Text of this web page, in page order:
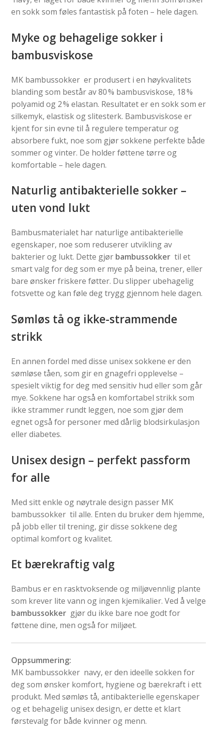
en sokk som føles fantastisk på foten – hele dagen.
Myke og behagelige sokker i
bambusviskose
MK bambussokker er produsert i en høykvalitets
blanding som består av 80 % bambusviskose, 18 %
polyamid og 2 % elastan. Resultatet er en sokk som er
silkemyk, elastisk og slitesterk. Bambusviskose er
kjent for sin evne til å regulere temperatur og
absorbere fukt, noe som gjør sokkene perfekte både
sommer og vinter. De holder føttene tørre og
komfortable – hele dagen.
Naturlig antibakterielle sokker –
uten vond lukt
Bambusmaterialet har naturlige antibakterielle
egenskaper, noe som reduserer utvikling av
bakterier og lukt. Dette gjør bambussokker til et
smart valg for deg som er mye på beina, trener, eller
bare ønsker friskere føtter. Du slipper ubehagelig
fotsvette og kan føle deg trygg gjennom hele dagen.
Sømløs tå og ikke-strammende
strikk
En annen fordel med disse unisex sokkene er den
sømløse tåen, som gir en gnagefri opplevelse –
spesielt viktig for deg med sensitiv hud eller som går
mye. Sokkene har også en komfortabel strikk som
ikke strammer rundt leggen, noe som gjør dem
egnet også for personer med dårlig blodsirkulasjon
eller diabetes.
Unisex design – perfekt passform
for alle
Med sitt enkle og nøytrale design passer MK
bambussokker til alle. Enten du bruker dem hjemme,
på jobb eller til trening, gir disse sokkene deg
optimal komfort og kvalitet.
Et bærekraftig valg
Bambus er en rasktvoksende og miljøvennlig plante
som krever lite vann og ingen kjemikalier. Ved å velge
bambussokker gjør du ikke bare noe godt for
føttene dine, men også for miljøet.
Oppsummering:
MK bambussokker navy, er den ideelle sokken for
deg som ønsker komfort, hygiene og bærekraft i ett
produkt. Med sømløs tå, antibakterielle egenskaper
og et behagelig unisex design, er dette et klart
førstevalg for både kvinner og menn.